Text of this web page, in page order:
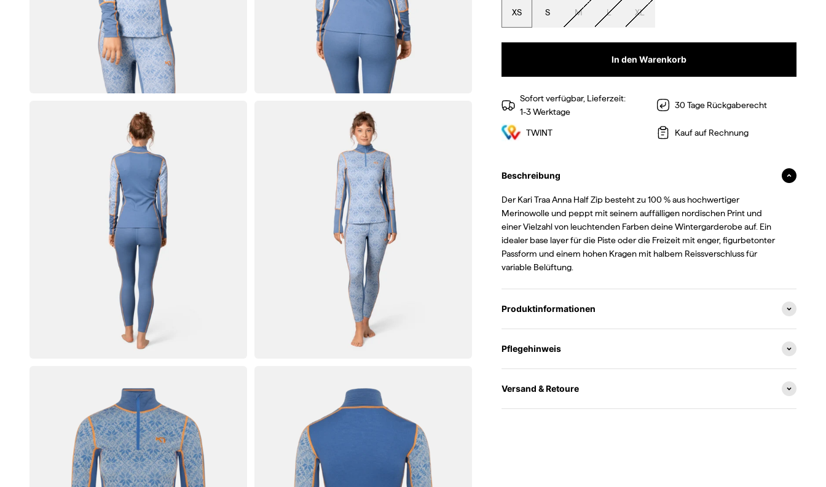
XS S M L XL
In den Warenkorb
Sofort verfügbar, Lieferzeit:
1-3 Werktage
30 Tage Rückgaberecht
TWINT Kauf auf Rechnung
Beschreibung
Der Kari Traa Anna Half Zip besteht zu 100 % aus hochwertiger
Merinowolle und peppt mit seinem auffälligen nordischen Print und
einer Vielzahl von leuchtenden Farben deine Wintergarderobe auf. Ein
idealer base layer für die Piste oder die Freizeit mit enger, figurbetonter
Passform und einem hohen Kragen mit halbem Reissverschluss für
variable Belüftung.
Produktinformationen
Pflegehinweis
Versand & Retoure